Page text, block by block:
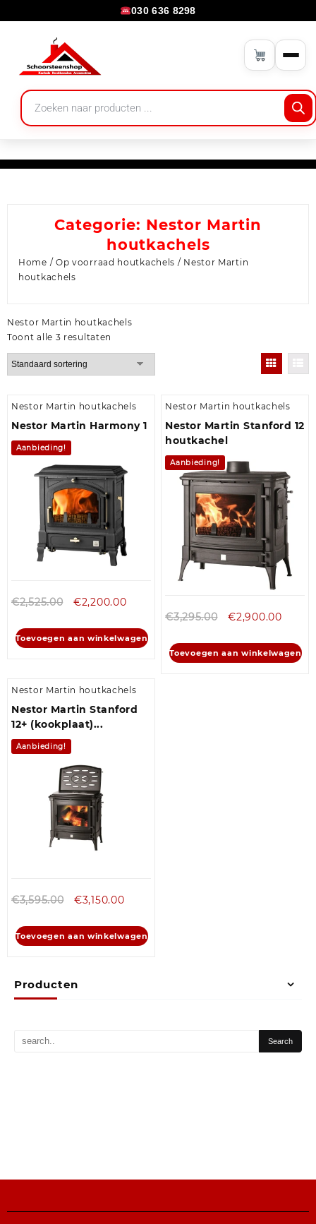
030 636 8298
Producten
Categorie: Nestor Martin
houtkachels
Home / Op voorraad houtkachels / Nestor Martin
houtkachels
Nestor Martin houtkachels
Toont alle 3 resultaten
Nestor Martin houtkachels
Nestor Martin Harmony 1
Aanbieding!
€2,525.00 €2,200.00
Toevoegen aan winkelwagen
Nestor Martin houtkachels
Nestor Martin Stanford 12
houtkachel
Aanbieding!
€3,295.00 €2,900.00
Toevoegen aan winkelwagen
Nestor Martin houtkachels
Nestor Martin Stanford
12+ (kookplaat)...
Aanbieding!
€3,595.00 €3,150.00
Toevoegen aan winkelwagen